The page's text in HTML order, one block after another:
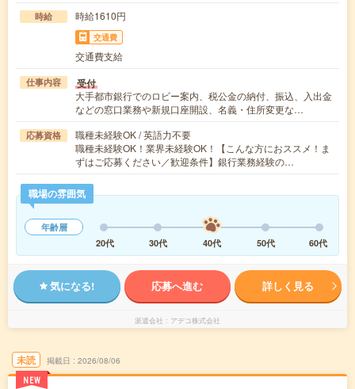
時給 時給1610円
交通費
交通費支給
仕事内容 受付
大手都市銀行でのロビー案内、税公金の納付、振込、入出金
などの窓口業務や新規口座開設、名義・住所変更な…
応募資格
職種未経験OK / 英語力不要
職種未経験OK！業界未経験OK！【こんな方におススメ！ま
ずはご応募ください／歓迎条件】銀行業務経験の…
職場の雰囲気
年齢層
20代
30代 40代 50代 60代
気になる! 応募へ進む 詳しく見る
派遣会社 アデコ株式会社
未読
NEW
掲載日 2026/08/06